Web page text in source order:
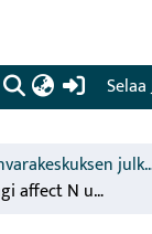
(current)
Mycorrhizal fungi affect N uptake of trees and soil N transformations in drained peatland